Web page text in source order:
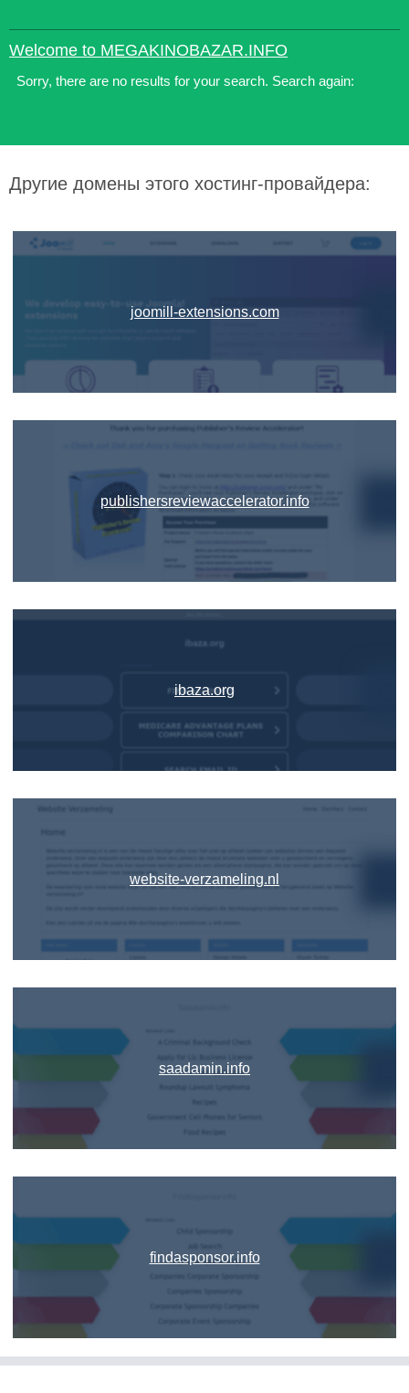
Welcome to MEGAKINOBAZAR.INFO
Sorry, there are no results for your search. Search again:
Другие домены этого хостинг-провайдера:
joomill-extensions.com
publishersreviewaccelerator.info
ibaza.org
website-verzameling.nl
saadamin.info
findasponsor.info